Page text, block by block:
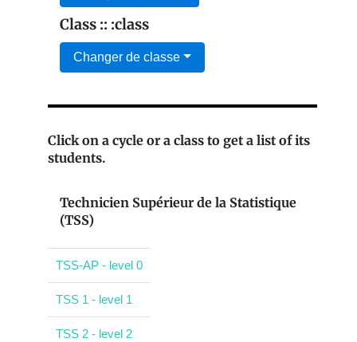
Class :: :class
Changer de classe
Click on a cycle or a class to get a list of its
students.
Technicien Supérieur de la Statistique
(TSS)
TSS-AP - level 0
TSS 1 - level 1
TSS 2 - level 2